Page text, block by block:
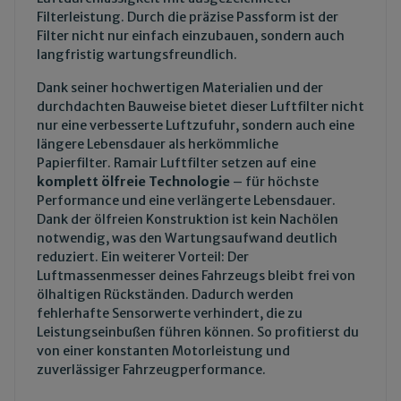
Filterleistung. Durch die präzise Passform ist der
Filter nicht nur einfach einzubauen, sondern auch
langfristig wartungsfreundlich.
Dank seiner hochwertigen Materialien und der
durchdachten Bauweise bietet dieser Luftfilter nicht
nur eine verbesserte Luftzufuhr, sondern auch eine
längere Lebensdauer als herkömmliche
Papierfilter. Ramair Luftfilter setzen auf eine
komplett ölfreie Technologie – für höchste
Performance und eine verlängerte Lebensdauer.
Dank der ölfreien Konstruktion ist kein Nachölen
notwendig, was den Wartungsaufwand deutlich
reduziert. Ein weiterer Vorteil: Der
Luftmassenmesser deines Fahrzeugs bleibt frei von
ölhaltigen Rückständen. Dadurch werden
fehlerhafte Sensorwerte verhindert, die zu
Leistungseinbußen führen können. So profitierst du
von einer konstanten Motorleistung und
zuverlässiger Fahrzeugperformance.